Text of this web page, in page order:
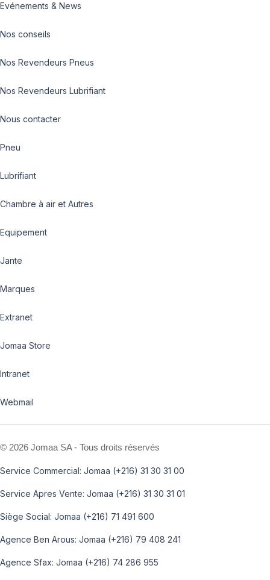
Evénements & News
Nos conseils
Nos Revendeurs Pneus
Nos Revendeurs Lubrifiant
Nous contacter
Pneu
Lubrifiant
Chambre à air et Autres
Equipement
Jante
Marques
Extranet
Jomaa Store
Intranet
Webmail
© 2026 Jomaa SA - Tous droits réservés
Service Commercial: Jomaa (+216) 31 30 31 00
Service Apres Vente: Jomaa (+216) 31 30 31 01
Siège Social: Jomaa (+216) 71 491 600
Agence Ben Arous: Jomaa (+216) 79 408 241
Agence Sfax: Jomaa (+216) 74 286 955